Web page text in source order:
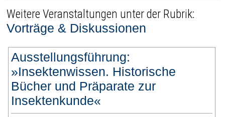
Weitere Veranstaltungen unter der Rubrik:
Vorträge & Diskussionen
Ausstellungsführung:
»Insektenwissen. Historische
Bücher und Präparate zur
Insektenkunde«